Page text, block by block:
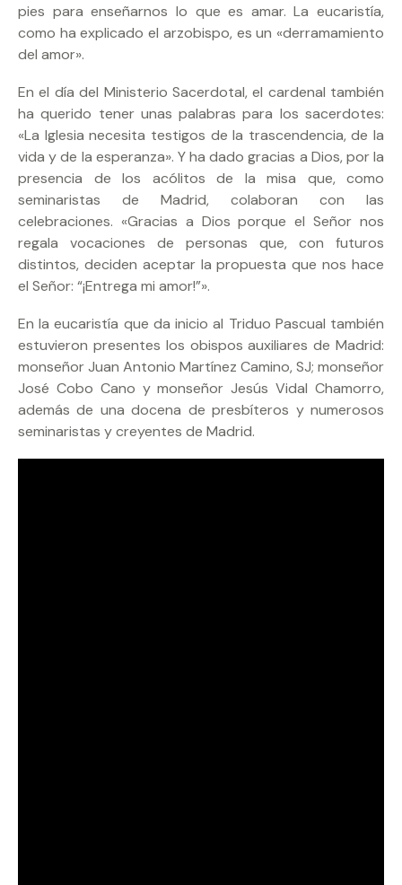
pies para enseñarnos lo que es amar. La eucaristía,
como ha explicado el arzobispo, es un «derramamiento
del amor».
En el día del Ministerio Sacerdotal, el cardenal también
ha querido tener unas palabras para los sacerdotes:
«La Iglesia necesita testigos de la trascendencia, de la
vida y de la esperanza». Y ha dado gracias a Dios, por la
presencia de los acólitos de la misa que, como
seminaristas de Madrid, colaboran con las
celebraciones. «Gracias a Dios porque el Señor nos
regala vocaciones de personas que, con futuros
distintos, deciden aceptar la propuesta que nos hace
el Señor: “¡Entrega mi amor!”».
En la eucaristía que da inicio al Triduo Pascual también
estuvieron presentes los obispos auxiliares de Madrid:
monseñor Juan Antonio Martínez Camino, SJ; monseñor
José Cobo Cano y monseñor Jesús Vidal Chamorro,
además de una docena de presbíteros y numerosos
seminaristas y creyentes de Madrid.